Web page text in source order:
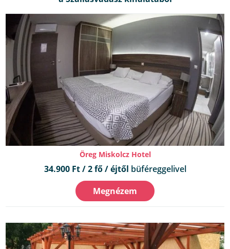
Öreg Miskolcz Hotel
34.900 Ft / 2 fő / éjtől büféreggelivel
Megnézem